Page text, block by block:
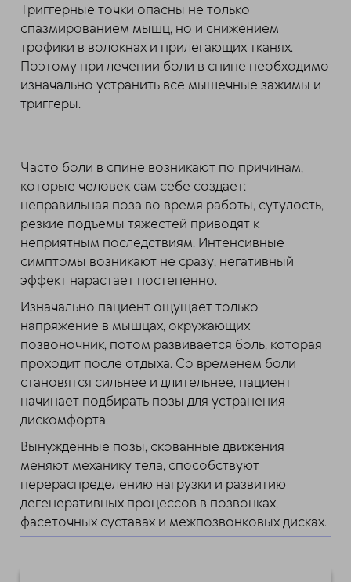
Часто боли в спине возникают по причинам,
которые человек сам себе создает:
неправильная поза во время работы, сутулость,
резкие подъемы тяжестей приводят к
неприятным последствиям. Интенсивные
симптомы возникают не сразу, негативный
эффект нарастает постепенно.
Изначально пациент ощущает только
напряжение в мышцах, окружающих
позвоночник, потом развивается боль, которая
проходит после отдыха. Со временем боли
становятся сильнее и длительнее, пациент
начинает подбирать позы для устранения
дискомфорта.
Вынужденные позы, скованные движения
меняют механику тела, способствуют
перераспределению нагрузки и развитию
дегенеративных процессов в позвонках,
фасеточных суставах и межпозвонковых дисках.
Триггерные точки опасны не только
спазмированием мышц, но и снижением
трофики в волокнах и прилегающих тканях.
Поэтому при лечении боли в спине необходимо
изначально устранить все мышечные зажимы и
триггеры.